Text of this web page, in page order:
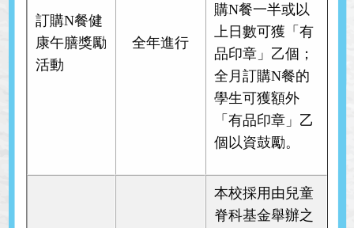
訂購N餐健
康午膳獎勵
活動
全年進行
購N餐一半或以
上日數可獲「有
品印章」乙個；
全月訂購N餐的
學生可獲額外
「有品印章」乙
個以資鼓勵。
本校採用由兒童
脊科基金舉辦之